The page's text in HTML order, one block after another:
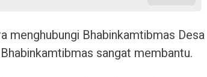
menghubungi Bhabinkamtibmas Desa
sangat membantu.